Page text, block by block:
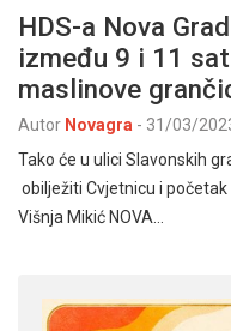
HDS-a Nova
između 9 i 11
maslinove
Autor Novagra - 31/03/
Tako će u ulici Slavonskih
obilježiti Cvjetnicu i
Višnja Mikić NOVA…